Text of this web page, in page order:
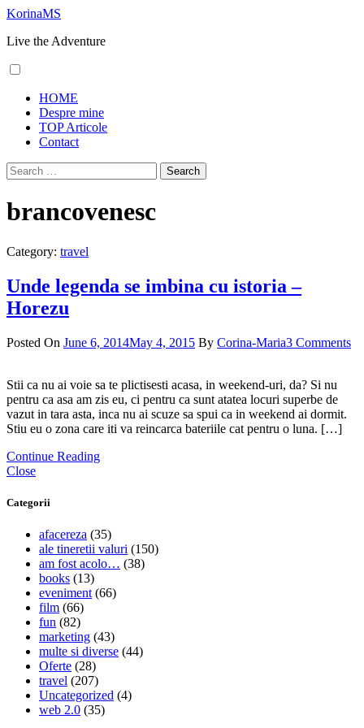
Skip
content
KorinaMS
Live the Adventure
Menu
HOME
Despre mine
TOP Articole
Contact
Search
for:
brancovenesc
Category: travel
Unde legenda se imbina cu istoria –
Horezu
Posted On June 6, 2014May 4, 2015 By Corina-Maria3 Comments
Stii ca nu ai voie sa te plictisesti acasa, in weekend-uri, da? Si nu
pentru ca asa am zis eu, ci pentru ca sunt atatea locuri superbe de
vazut in tara asta, inca nu ai scuze sa spui ca in weekend ai dormit.
Stiu eu o zona care iti va reincarca bateriile cat pentru o luna. […]
Continue Reading
Close
Categorii
afacereza (35)
ale tineretii valuri (150)
am fost acolo… (38)
books (13)
eveniment (66)
film (66)
fun (82)
marketing (43)
multe si diverse (44)
Oferte (28)
travel (207)
Uncategorized (4)
web 2.0 (35)